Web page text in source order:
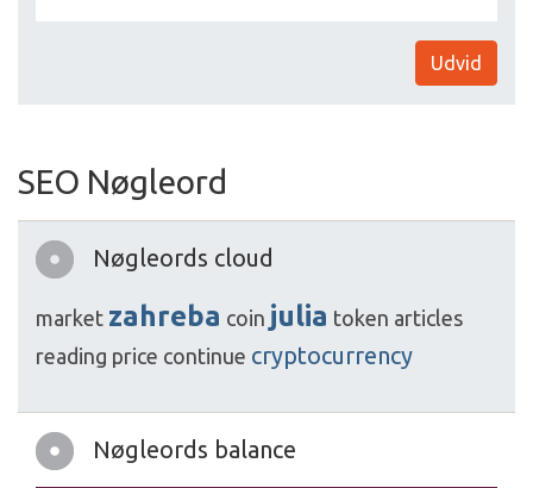
Udvid
SEO Nøgleord
Nøgleords cloud
market zahreba coin julia token articles
reading price continue cryptocurrency
Nøgleords balance